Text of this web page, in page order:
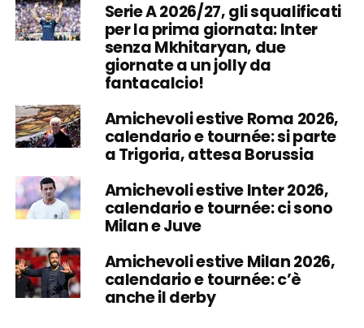
Serie A 2026/27, gli squalificati
per la prima giornata: Inter
senza Mkhitaryan, due
giornate a un jolly da
fantacalcio!
Amichevoli estive Roma 2026,
calendario e tournée: si parte
a Trigoria, attesa Borussia
Amichevoli estive Inter 2026,
calendario e tournée: ci sono
Milan e Juve
Amichevoli estive Milan 2026,
calendario e tournée: c’è
anche il derby